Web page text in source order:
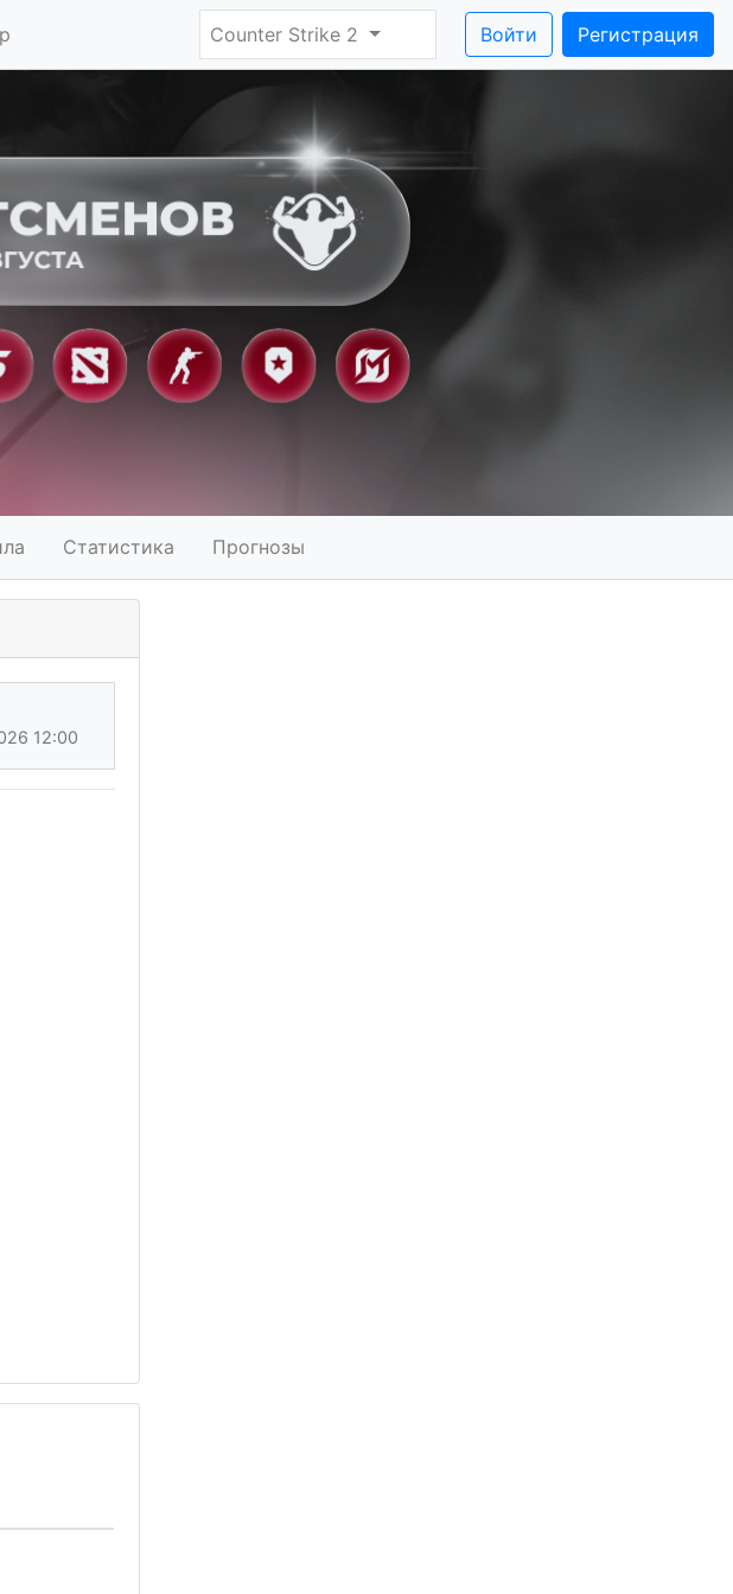
Counter Strike 2 Войти Регистрация
Статистика Прогнозы
12:00